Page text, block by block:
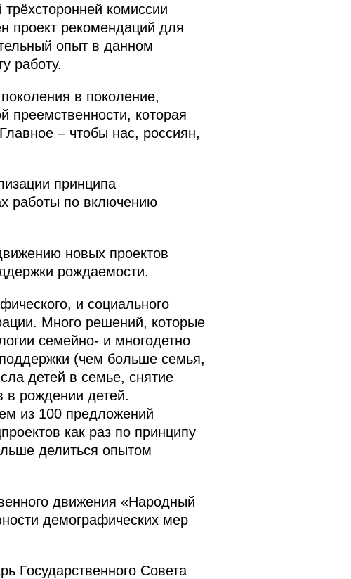
комиссии
проект рекомендаций для
опыт в данном
работу.
в поколение,
преемственности, которая
– чтобы нас, россиян,
принципа
работы по включению
новых проектов
рождаемости.
и социального
Много решений, которые
семейно- и многодетно
(чем больше семья,
детей в семье, снятие
в рождении детей.
из 100 предложений
как раз по принципу
делиться опытом
движения «Народный
демографических мер
Государственного Совета